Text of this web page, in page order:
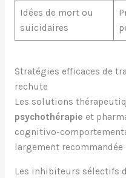
Idées de mort ou
suicidaires
Stratégies efficaces de
rechute
Les solutions
psychothérapie et
cognitivo-
largement
Les inhibiteurs sélectifs